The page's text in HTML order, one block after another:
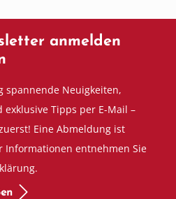
anmelden
spannende Neuigkeiten,
Tipps per E-Mail –
Eine Abmeldung ist
Informationen entnehmen Sie